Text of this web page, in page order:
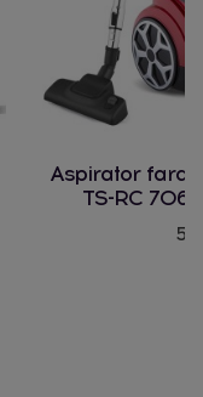
Aspirator fara
TS-RC 706